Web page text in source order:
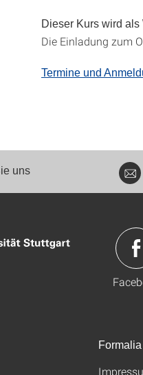
Dieser Kurs wird
Die Einladung zum
Termine und
uns
Formalia